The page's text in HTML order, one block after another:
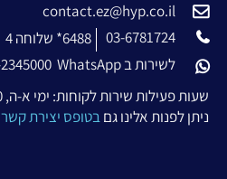
contact.ez@hyp.co.il
03-6781724
6488* שלוחה 4
לשירות ב WhatsApp
073-2345000
שעות פעילות שירות לקוחות: ימי א-ה, 9:00-17:00
ניתן לפנות אלינו גםבטופס יצירת קשר